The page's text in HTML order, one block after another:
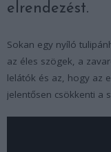
elrendezést.
Sokan egy nyíló
az éles szögek, a
lelátók és az, hogy az
jelentősen csökkenti a